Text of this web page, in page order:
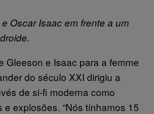
Oscar Isaac em frente a um
Gleeson e Isaac para a femme
do século XXI dirigiu a
de si-fi moderna como
explosões. “Nós tínhamos 15